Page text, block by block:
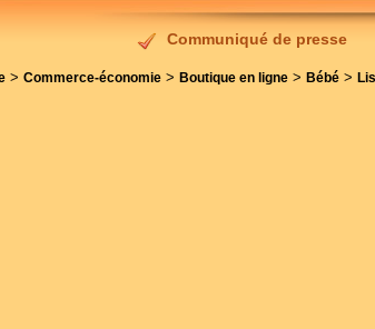
Communiqué de presse
> Commerce-économie > Boutique en ligne > Bébé >